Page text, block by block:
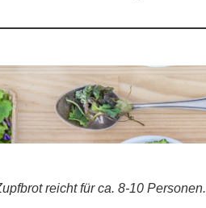
reicht für ca. 8-10 Personen.